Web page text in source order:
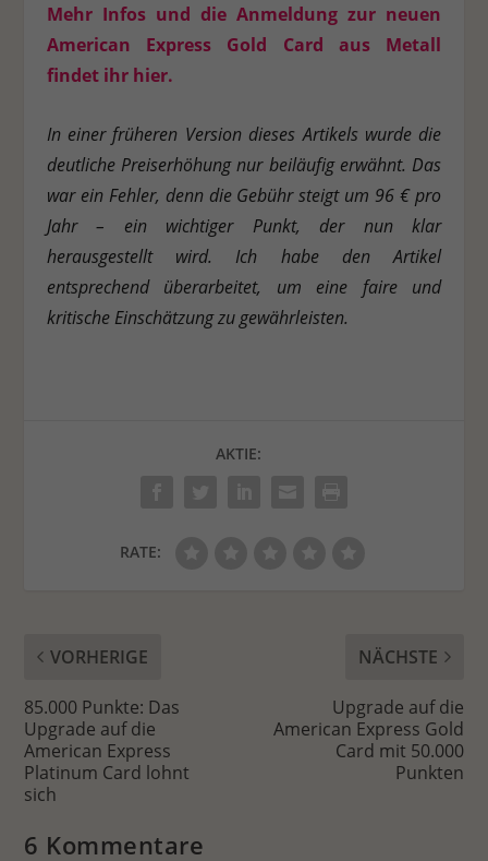
Mehr Infos und die Anmeldung zur neuen
American Express Gold Card aus Metall
findet ihr hier.
In einer früheren Version dieses Artikels wurde die
deutliche Preiserhöhung nur beiläufig erwähnt. Das
war ein Fehler, denn die Gebühr steigt um 96 € pro
Jahr – ein wichtiger Punkt, der nun klar
herausgestellt wird. Ich habe den Artikel
entsprechend überarbeitet, um eine faire und
kritische Einschätzung zu gewährleisten.
AKTIE:
RATE:
VORHERIGE
85.000 Punkte: Das
Upgrade auf die
American Express
Platinum Card lohnt
sich
NÄCHSTE
Upgrade auf die
American Express Gold
Card mit 50.000
Punkten
6 Kommentare